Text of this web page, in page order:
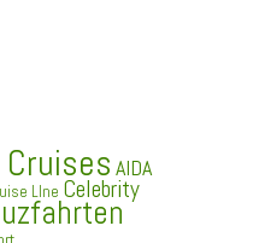
Cruises AIDA
LIne Celebrity